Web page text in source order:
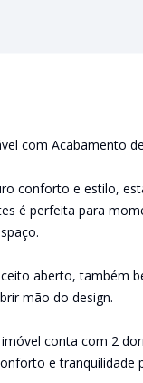
com Acabamento
conforto e estilo,
é perfeita para
aberto, também
mão do design.
conta com 2
e tranquilidade